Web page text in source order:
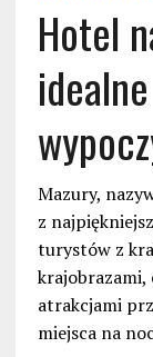
Hotel
Mazury,
z
turystów z
atrakcjami
miejsca na